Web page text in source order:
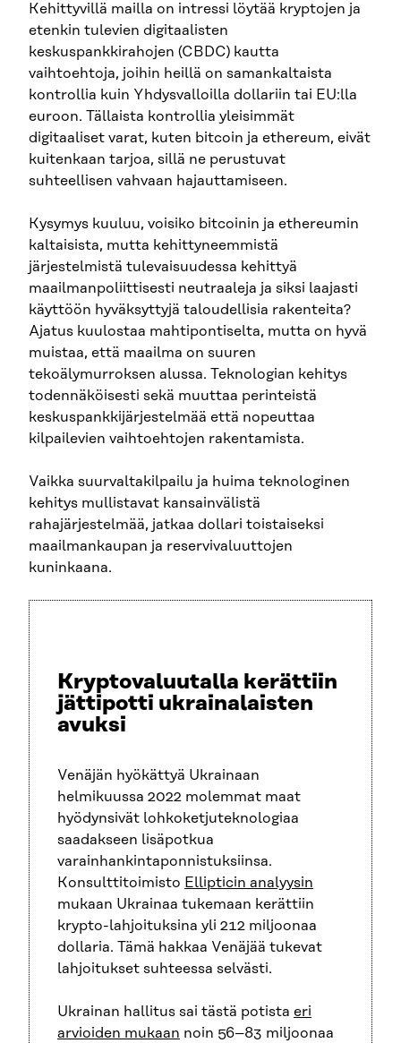
Kehittyvillä mailla on intressi löytää kryptojen ja
etenkin tulevien digitaalisten
keskuspankkirahojen (CBDC) kautta
vaihtoehtoja, joihin heillä on samankaltaista
kontrollia kuin Yhdysvalloilla dollariin tai EU:lla
euroon. Tällaista kontrollia yleisimmät
digitaaliset varat, kuten bitcoin ja ethereum, eivät
kuitenkaan tarjoa, sillä ne perustuvat
suhteellisen vahvaan hajauttamiseen.
Kysymys kuuluu, voisiko bitcoinin ja ethereumin
kaltaisista, mutta kehittyneemmistä
järjestelmistä tulevaisuudessa kehittyä
maailmanpoliittisesti neutraaleja ja siksi laajasti
käyttöön hyväksyttyjä taloudellisia rakenteita?
Ajatus kuulostaa mahtipontiselta, mutta on hyvä
muistaa, että maailma on suuren
tekoälymurroksen alussa. Teknologian kehitys
todennäköisesti sekä muuttaa perinteistä
keskuspankkijärjestelmää että nopeuttaa
kilpailevien vaihtoehtojen rakentamista.
Vaikka suurvaltakilpailu ja huima teknologinen
kehitys mullistavat kansainvälistä
rahajärjestelmää, jatkaa dollari toistaiseksi
maailmankaupan ja reservivaluuttojen
kuninkaana.
Kryptovaluutalla kerättiin
jättipotti ukrainalaisten
avuksi
Venäjän hyökättyä Ukrainaan
helmikuussa 2022 molemmat maat
hyödynsivät lohkoketjuteknologiaa
saadakseen lisäpotkua
varainhankintaponnistuksiinsa.
Konsulttitoimisto Ellipticin analyysin
mukaan Ukrainaa tukemaan kerättiin
krypto-lahjoituksina yli 212 miljoonaa
dollaria. Tämä hakkaa Venäjää tukevat
lahjoitukset suhteessa selvästi.
Ukrainan hallitus sai tästä potista eri
arvioiden mukaan noin 56–83 miljoonaa